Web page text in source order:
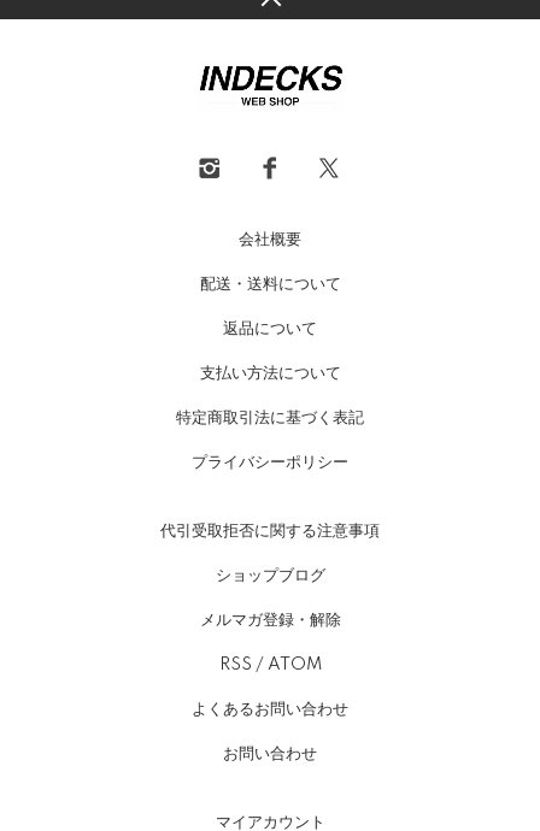
会社概要
配送・送料について
返品について
支払い方法について
特定商取引法に基づく表記
プライバシーポリシー
代引受取拒否に関する注意事項
ショップブログ
メルマガ登録・解除
RSS / ATOM
よくあるお問い合わせ
お問い合わせ
マイアカウント